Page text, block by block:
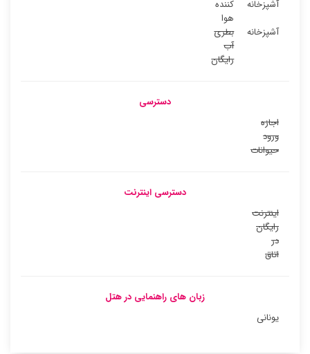
آشپزخانه
کننده
هوا
آشپزخانه
بطری
آب
رایگان
دسترسی
اجازه
ورود
حیوانات
دسترسی اینترنت
اینترنت
رایگان
در
اتاق
زبان های راهنمایی در هتل
یونانی